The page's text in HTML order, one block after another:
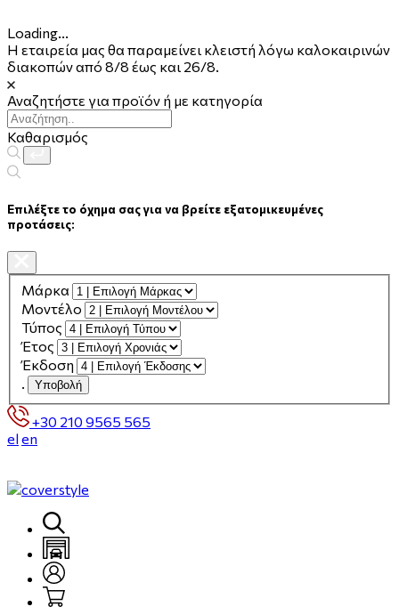
Loading...
Η εταιρεία μας θα παραμείνει κλειστή λόγω καλοκαιρινών
διακοπών από 8/8 έως και 26/8.
Αναζητήστε για προϊόν ή με κατηγορία
Καθαρισμός
Επιλέξτε το όχημα σας για να βρείτε εξατομικευμένες
προτάσεις:
Μάρκα
Μοντέλο
Τύπος
Έτος
Έκδοση
.
Υποβολή
+30 210 9565 565
elen